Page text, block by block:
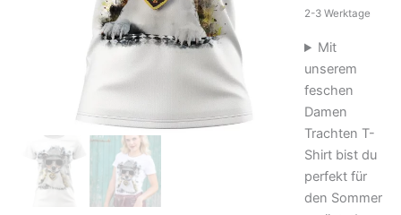
2-3 Werktage
Mit
unserem
feschen
Damen
Trachten T-
Shirt bist du
perfekt für
den Sommer